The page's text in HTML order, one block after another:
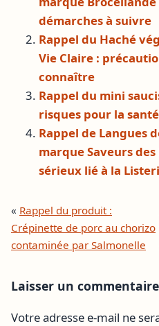
démarches à suivre
Rappel du Haché
Vie Claire :
connaître
Rappel du mini
risques pour la
Rappel de Langues
marque Saveurs
sérieux lié à la
« Rappel du produit :
Crépinette de porc au chorizo
contaminée par Salmonelle
Laisser un commentaire
Votre adresse e-mail ne